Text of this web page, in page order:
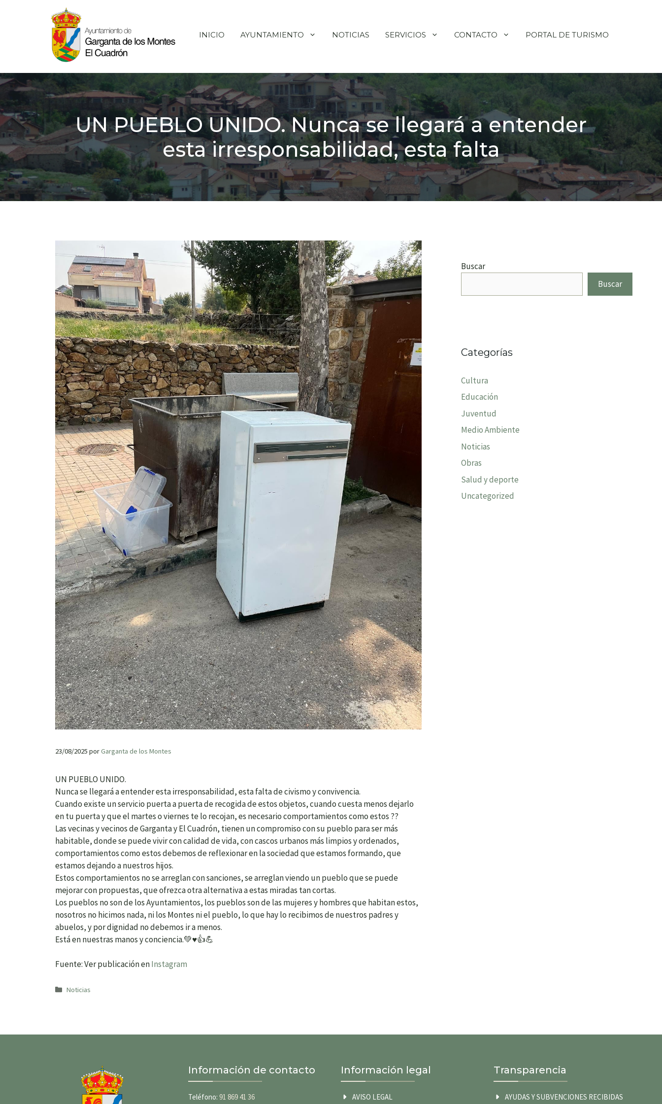
INICIO AYUNTAMIENTO NOTICIAS SERVICIOS CONTACTO PORTAL DE TURISMO
UN PUEBLO UNIDO. Nunca se llegará a entender
esta irresponsabilidad, esta falta
23/08/2025 porGarganta de los Montes
UN PUEBLO UNIDO.
Nunca se llegará a entender esta irresponsabilidad, esta falta de civismo y convivencia.
Cuando existe un servicio puerta a puerta de recogida de estos objetos, cuando cuesta menos dejarlo
en tu puerta y que el martes o viernes te lo recojan, es necesario comportamientos como estos ??
Las vecinas y vecinos de Garganta y El Cuadrón, tienen un compromiso con su pueblo para ser más
habitable, donde se puede vivir con calidad de vida, con cascos urbanos más limpios y ordenados,
comportamientos como estos debemos de reflexionar en la sociedad que estamos formando, que
estamos dejando a nuestros hijos.
Estos comportamientos no se arreglan con sanciones, se arreglan viendo un pueblo que se puede
mejorar con propuestas, que ofrezca otra alternativa a estas miradas tan cortas.
Los pueblos no son de los Ayuntamientos, los pueblos son de las mujeres y hombres que habitan estos,
nosotros no hicimos nada, ni los Montes ni el pueblo, lo que hay lo recibimos de nuestros padres y
abuelos, y por dignidad no debemos ir a menos.
Está en nuestras manos y conciencia.💚♥️👍💪
Fuente: Ver publicación enInstagram
Categorías
Noticias
Buscar
Buscar
Categorías
Cultura
Educación
Juventud
Medio Ambiente
Noticias
Obras
Salud y deporte
Uncategorized
Información de contacto
Teléfono: 91 869 41 36
Información legal
AVISO LEGAL
Transparencia
AYUDAS Y SUBVENCIONES RECIBIDAS